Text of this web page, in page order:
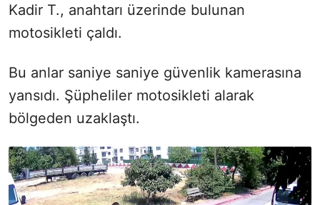
Kadir T., anahtarı üzerinde bulunan
motosikleti çaldı.
Bu anlar saniye saniye güvenlik kamerasına
yansıdı. Şüpheliler motosikleti alarak
bölgeden uzaklaştı.